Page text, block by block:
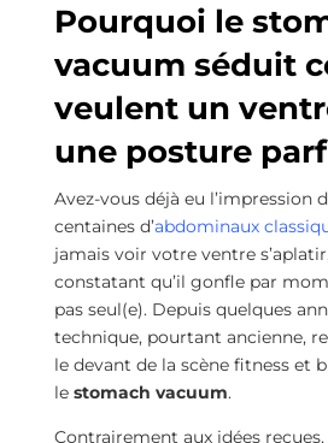
Pourquoi le
vacuum séduit
veulent un
une posture
Avez-vous déjà eu l’impression
centaines d’abdominaux
jamais voir votre ventre
constatant qu’il gonfle par
pas seul(e). Depuis quelques
technique, pourtant ancienne,
le devant de la scène fitness et
le stomach vacuum.
Contrairement aux idées reçues,